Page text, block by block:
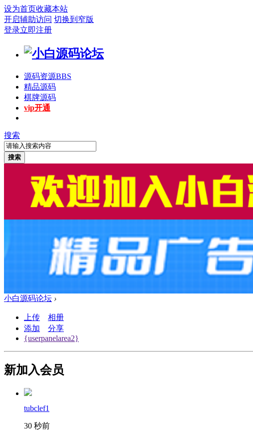
设为首页收藏本站
开启辅助访问 切换到窄版
登录立即注册
源码资源BBS
精品源码
棋牌源码
vip开通
搜索
搜索
小白源码论坛 ›
上传
相册
添加
分享
{userpanelarea2}
新加入会员
tubclef1
30 秒前